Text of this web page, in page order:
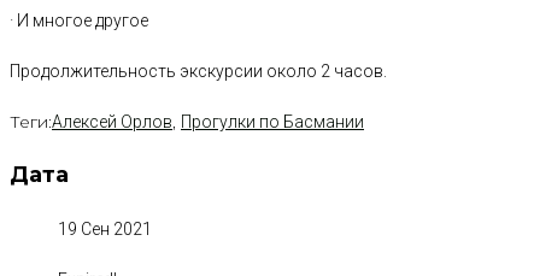
· И многое другое
Продолжительность экскурсии около 2 часов.
Теги:Алексей Орлов, Прогулки по Басмании
Дата
19 Сен 2021